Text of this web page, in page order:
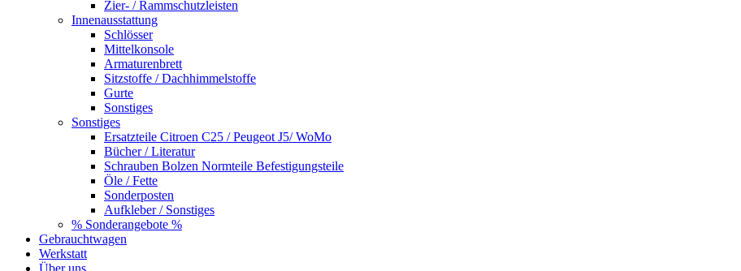
Zier- / Rammschutzleisten
Innenausstattung
Schlösser
Mittelkonsole
Armaturenbrett
Sitzstoffe / Dachhimmelstoffe
Gurte
Sonstiges
Sonstiges
Ersatzteile Citroen C25 / Peugeot J5/ WoMo
Bücher / Literatur
Schrauben Bolzen Normteile Befestigungsteile
Öle / Fette
Sonderposten
Aufkleber / Sonstiges
% Sonderangebote %
Gebrauchtwagen
Werkstatt
Über uns